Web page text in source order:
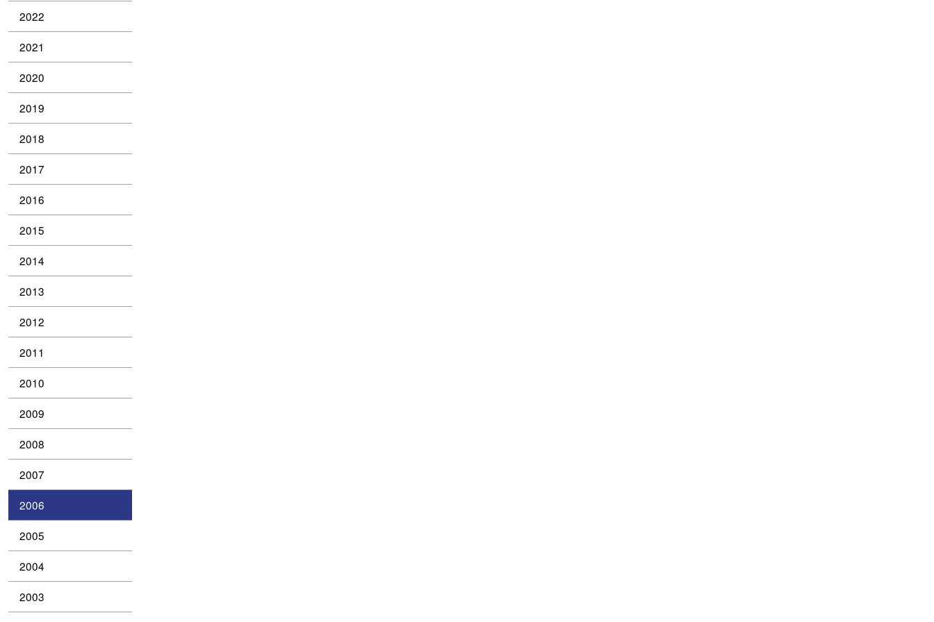
2022
2021
2020
2019
2018
2017
2016
2015
2014
2013
2012
2011
2010
2009
2008
2007
2006
2005
2004
2003